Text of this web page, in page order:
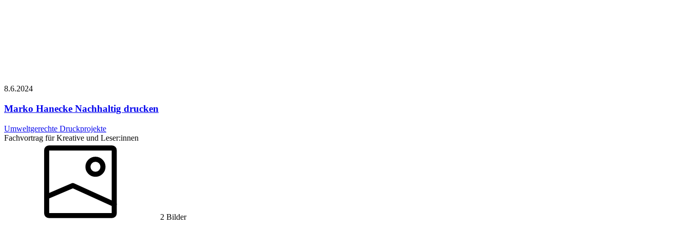
8.6.2024
Marko Hanecke Nachhaltig drucken
Umweltgerechte Druckprojekte
Fachvortrag für Kreative und Leser:innen
2 Bilder